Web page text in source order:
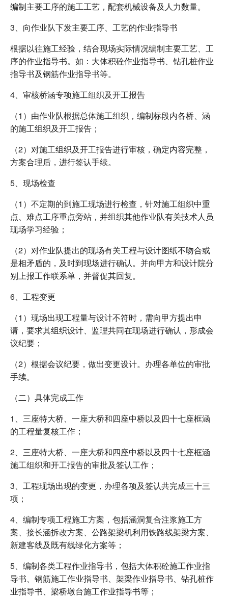
编制主要工序的施工工艺，配套机械设备及人力数量。
3、向作业队下发主要工序、工艺的作业指导书
根据以往施工经验，结合现场实际情况编制主要工艺、工
序的作业指导书。如：大体积砼作业指导书、钻孔桩作业
指导书及钢筋作业指导书等。
4、审核桥涵专项施工组织及开工报告
（1）由作业队根据总体施工组织，编制标段内各桥、涵
的施工组织及开工报告；
（2）对施工组织及开工报告进行审核，确定内容完整，
方案合理后，进行签认手续。
5、现场检查
（1）不定期的到施工现场进行检查，针对施工组织中重
点、难点工序重点旁站，并组织其他作业队有关技术人员
现场学习经验；
（2）对作业队提出的现场有关工程与设计图纸不吻合或
是相矛盾的，及时到现场进行确认。并向甲方和设计院分
别上报工作联系单，并督促其回复。
6、工程变更
（1）现场出现工程量与设计不符时，需向甲方提出申
请，要求其组织设计、监理共同在现场进行确认，形成会
议纪要；
（2）根据会议纪要，做出变更设计。办理各单位的审批
手续。
（二）具体完成工作
1、三座特大桥、一座大桥和四座中桥以及四十七座框涵
的工程量复核工作；
2、三座特大桥、一座大桥和四座中桥以及四十七座框涵
施工组织和开工报告的审批及签认工作；
3、工程现场出现的变更，办理各项及签认共完成三十三
项；
4、编制专项工程施工方案，包括涵洞复合注浆施工方
案、接长涵拆改方案、公路架梁机利用铁路线架梁方案、
新建客线及既有线绿化方案等；
5、编制各类工程作业指导书，包括大体积砼施工作业指
导书、钢筋施工作业指导书、架梁作业指导书、钻孔桩作
业指导书、梁桥墩台施工作业指导书等；